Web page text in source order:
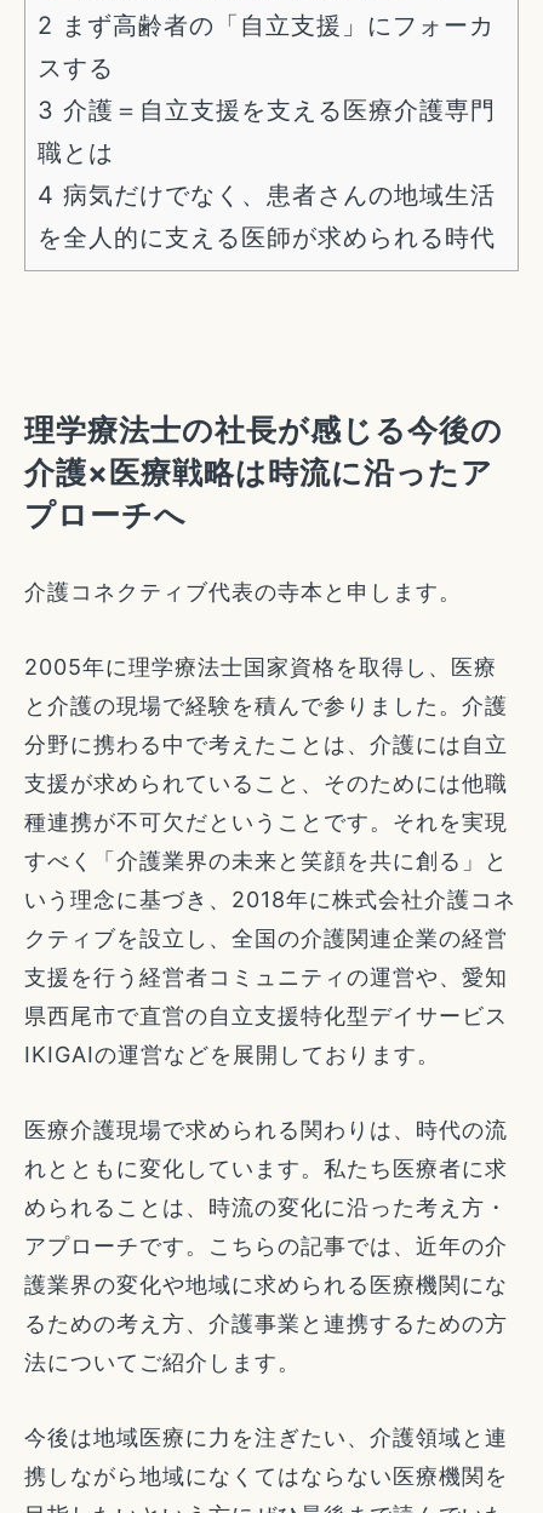
2 まず高齢者の「自立支援」にフォーカ
スする
3 介護＝自立支援を支える医療介護専門
職とは
4 病気だけでなく、患者さんの地域生活
を全人的に支える医師が求められる時代
理学療法士の社長が感じる今後の
介護×医療戦略は時流に沿ったア
プローチへ
介護コネクティブ代表の寺本と申します。
2005年に理学療法士国家資格を取得し、医療
と介護の現場で経験を積んで参りました。介護
分野に携わる中で考えたことは、介護には自立
支援が求められていること、そのためには他職
種連携が不可欠だということです。それを実現
すべく「介護業界の未来と笑顔を共に創る」と
いう理念に基づき、2018年に株式会社介護コネ
クティブを設立し、全国の介護関連企業の経営
支援を行う経営者コミュニティの運営や、愛知
県西尾市で直営の自立支援特化型デイサービス
IKIGAIの運営などを展開しております。
医療介護現場で求められる関わりは、時代の流
れとともに変化しています。私たち医療者に求
められることは、時流の変化に沿った考え方・
アプローチです。こちらの記事では、近年の介
護業界の変化や地域に求められる医療機関にな
るための考え方、介護事業と連携するための方
法についてご紹介します。
今後は地域医療に力を注ぎたい、介護領域と連
携しながら地域になくてはならない医療機関を